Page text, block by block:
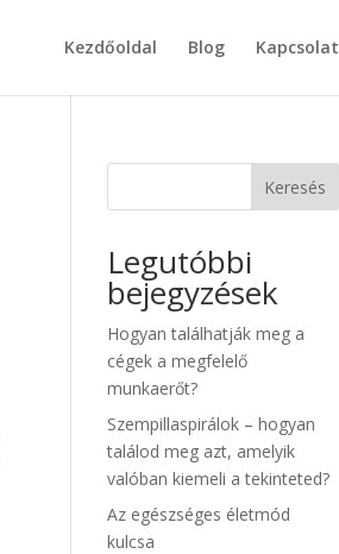
Kezdőoldal Blog Kapcsolat
Keresés
Legutóbbi
bejegyzések
Hogyan találhatják meg a
cégek a megfelelő
munkaerőt?
Szempillaspirálok – hogyan
találod meg azt, amelyik
valóban kiemeli a tekinteted?
Az egészséges életmód
kulcsa